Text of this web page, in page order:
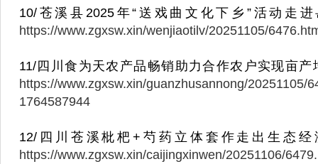
10/苍溪县2025年“送戏曲文化下乡”活动走
https://www.zgxsw.xin/wenjiaotilv/20251105/
11/四川食为天农产品畅销助力合作农户实现亩产
https://www.zgxsw.xin/guanzhusannong/20251105/
1764587944
12/四川苍溪枇杷+芍药立体套作走出生态经
https://www.zgxsw.xin/caijingxinwen/20251106/